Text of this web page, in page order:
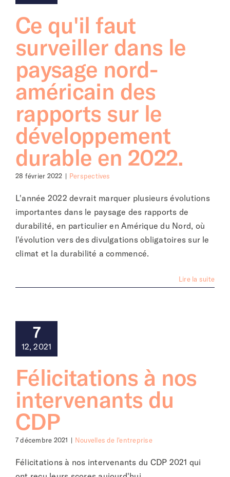
Ce qu'il faut
surveiller dans le
paysage nord-
américain des
rapports sur le
développement
durable en 2022.
28 février 2022 | Perspectives
L'année 2022 devrait marquer plusieurs évolutions
importantes dans le paysage des rapports de
durabilité, en particulier en Amérique du Nord, où
l'évolution vers des divulgations obligatoires sur le
climat et la durabilité a commencé.
Lire la suite
7
12, 2021
Félicitations à nos
intervenants du
CDP
7 décembre 2021 | Nouvelles de l'entreprise
Félicitations à nos intervenants du CDP 2021 qui